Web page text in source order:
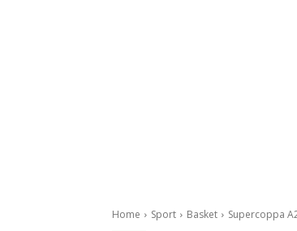
Home Sport Basket Supercoppa